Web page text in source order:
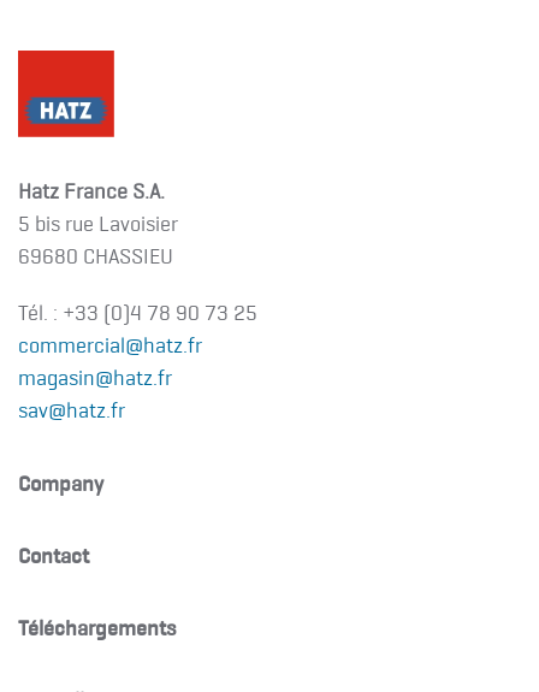
Hatz France S.A.
5 bis rue Lavoisier
69680 CHASSIEU
Tél. : +33 (0)4 78 90 73 25
commercial@hatz.fr
magasin@hatz.fr
sav@hatz.fr
Company
Contact
Téléchargements